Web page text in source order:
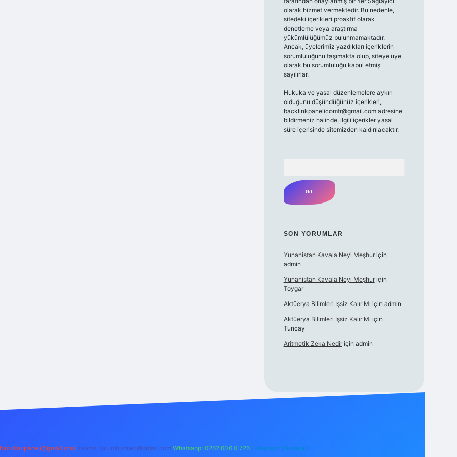
olarak hizmet vermektedir. Bu nedenle,
sitedeki içerikleri proaktif olarak
denetleme veya araştırma
yükümlülüğümüz bulunmamaktadır.
Ancak, üyelerimiz yazdıkları içeriklerin
sorumluluğunu taşımakta olup, siteye üye
olarak bu sorumluluğu kabul etmiş
sayılırlar.
Hukuka ve yasal düzenlemelere aykırı
olduğunu düşündüğünüz içerikleri,
backlinkpanelicomtr@gmail.comadresine
bildirmeniz halinde, ilgili içerikler yasal
süre içerisinde sitemizden kaldırılacaktır.
SON YORUMLAR
Yunanistan Kavala Neyi Meşhuriçin
admin
Yunanistan Kavala Neyi Meşhuriçin
Toygar
Aktüerya Bilimleri Işsiz Kalır Mı için admin
Aktüerya Bilimleri Işsiz Kalır Mı için
Tuncay
Aritmetik Zeka Nediriçin admin
Teams: forumhizmeti@gmail.com Whatsapp: 0262 606 0 726 Telegram: @karabul